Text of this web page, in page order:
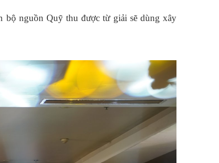
bộ nguồn Quỹ thu được từ giải sẽ dùng xây